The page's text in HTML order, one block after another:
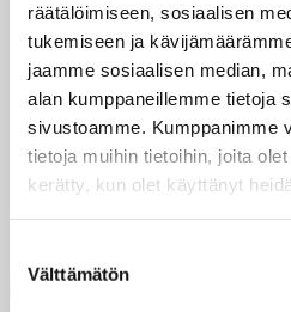
räätälöimiseen, sosiaalisen
tukemiseen ja
jaamme sosiaalisen median,
alan kumppaneillemme tietoja
sivustoamme. Kumppanimme
tietoja muihin tietoihin, joita
kerätty, kun olet käyttänyt
valinta
Välttämätön
Nairobilaiset nuoret ovat
näyttelyn tähtiä. From
Lue lisää